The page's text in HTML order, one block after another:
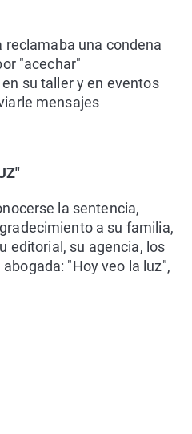
reclamaba una condena
"acechar"
su taller y en eventos
mensajes
la sentencia,
a su familia,
editorial, su agencia, los
"Hoy veo la luz",